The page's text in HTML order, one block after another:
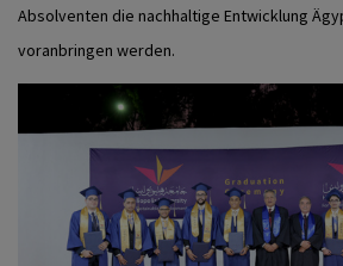
Absolventen die nachhaltige Entwicklung
voranbringen werden.